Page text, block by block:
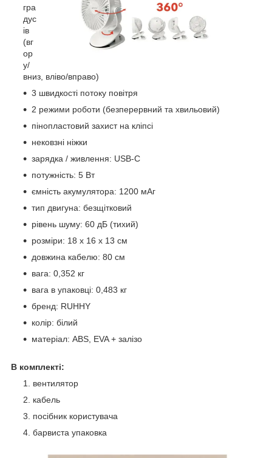
гра
дус
ів
(вг
ор
у/
вниз, вліво/вправо)
3 швидкості потоку повітря
2 режими роботи (безперервний та хвильовий)
пінопластовий захист на кліпсі
нековзні ніжки
зарядка / живлення: USB-C
потужність: 5 Вт
ємність акумулятора: 1200 мАг
тип двигуна: безщітковий
рівень шуму: 60 дБ (тихий)
розміри: 18 x 16 x 13 см
довжина кабелю: 80 см
вага: 0,352 кг
вага в упаковці: 0,483 кг
бренд: RUHHY
колір: білий
матеріал: ABS, EVA + залізо
В комплекті:
вентилятор
кабель
посібник користувача
барвиста упаковка